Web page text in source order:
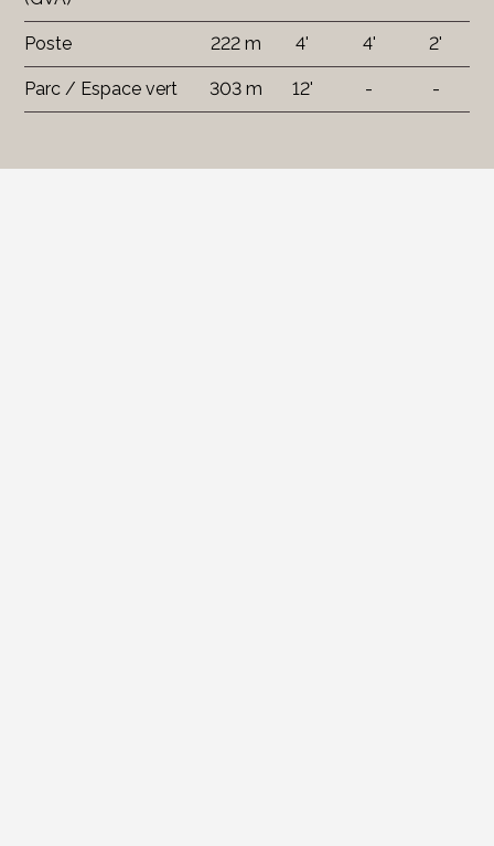
Poste 222 m 4' 4' 2'
Parc / Espace vert 303 m 12' - -